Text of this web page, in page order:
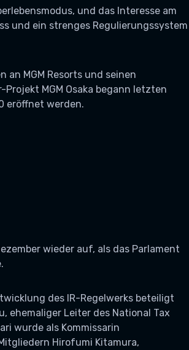
und das Interesse am
und ein strenges Regulierungssystem
an MGM Resorts und seinen
MGM Osaka begann letzten
eröffnet werden.
wieder auf, als das Parlament
des IR-Regelwerks beteiligt
ehemaliger Leiter des National Tax
wurde als Kommissarin
Hirofumi Kitamura,